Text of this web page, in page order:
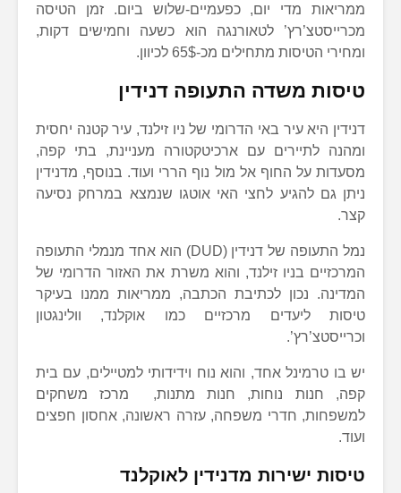
ממריאות מדי יום, כפעמיים-שלוש ביום. זמן הטיסה
מכרייסטצ’רץ’ לטאורנגה הוא כשעה וחמישים דקות,
ומחירי הטיסות מתחילים מכ-65$ לכיוון.
טיסות משדה התעופה דנידין
דנידין היא עיר באי הדרומי של ניו זילנד, עיר קטנה יחסית
ומהנה לתיירים עם ארכיטקטורה מעניינת, בתי קפה,
מסעדות על החוף אל מול נוף הררי ועוד. בנוסף, מדנידין
ניתן גם להגיע לחצי האי אוטגו שנמצא במרחק נסיעה
קצר.
נמל התעופה של דנידין (DUD) הוא אחד מנמלי התעופה
המרכזיים בניו זילנד, והוא משרת את האזור הדרומי של
המדינה. נכון לכתיבת הכתבה, ממריאות ממנו בעיקר
טיסות ליעדים מרכזיים כמו אוקלנד, וולינגטון
וכרייסטצ’רץ’.
יש בו טרמינל אחד, והוא נוח וידידותי למטיילים, עם בית
קפה, חנות נוחות, חנות מתנות, מרכז משחקים
למשפחות, חדרי משפחה, עזרה ראשונה, אחסון חפצים
ועוד.
טיסות ישירות מדנידין לאוקלנד